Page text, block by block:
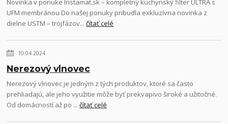
Novinka v ponuke Instamat.sk – kompletný kuchynský filter ULTRA s
UFM membránou Do našej ponuky pribudla exkluzívna novinka z
dielne USTM – trojfázov...čítať celé
10.04.2024
Nerezový vlnovec
Nerezový vlnovec je jedným z tých produktov, ktoré sa často
prehliadajú, ale jeho využitie môže byť prekvapivo široké a užitočné.
Od domácností až po ...čítať celé